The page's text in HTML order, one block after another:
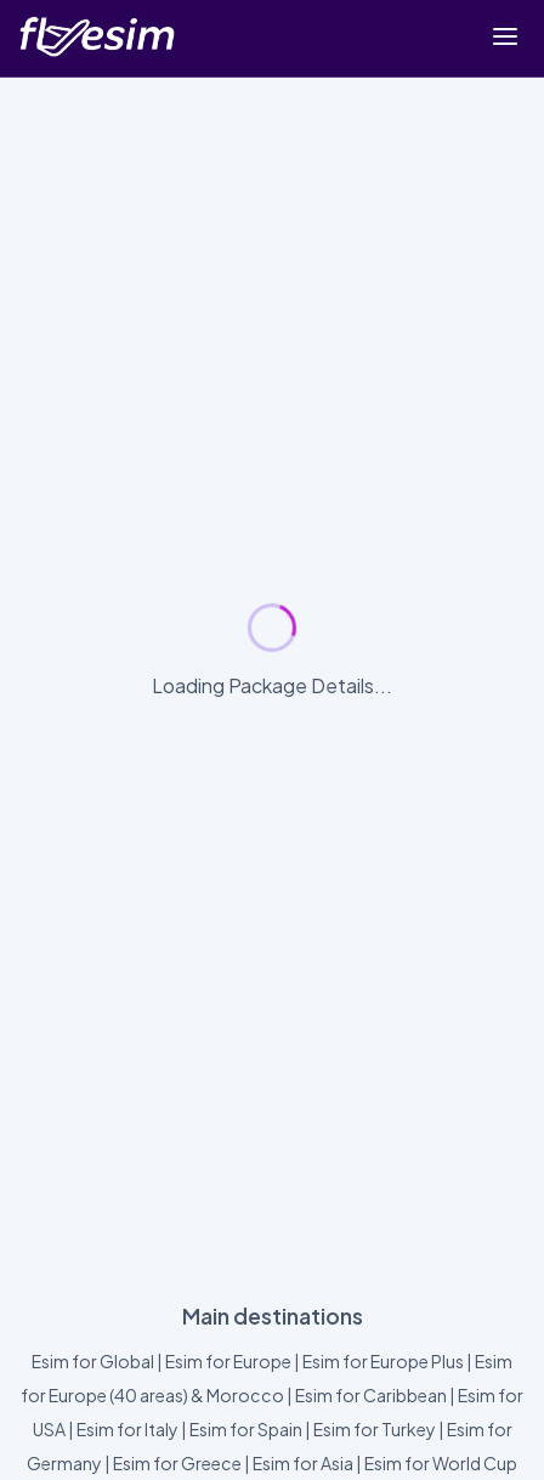
Loading Package Details...
Main destinations
Esim for Global | Esim for Europe | Esim for Europe Plus | Esim
for Europe (40 areas) & Morocco | Esim for Caribbean | Esim for
USA| Esim for Italy | Esim for Spain | Esim for Turkey | Esim for
Germany | Esim for Greece | Esim for Asia | Esim for World Cup